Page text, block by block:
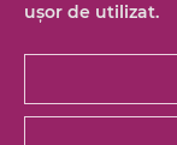
uşor de utilizat.